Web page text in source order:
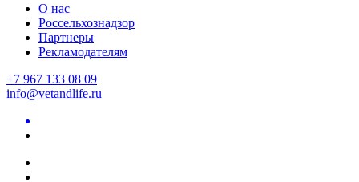
О нас
Россельхознадзор
Партнеры
Рекламодателям
+7 967 133 08 09
info@vetandlife.ru